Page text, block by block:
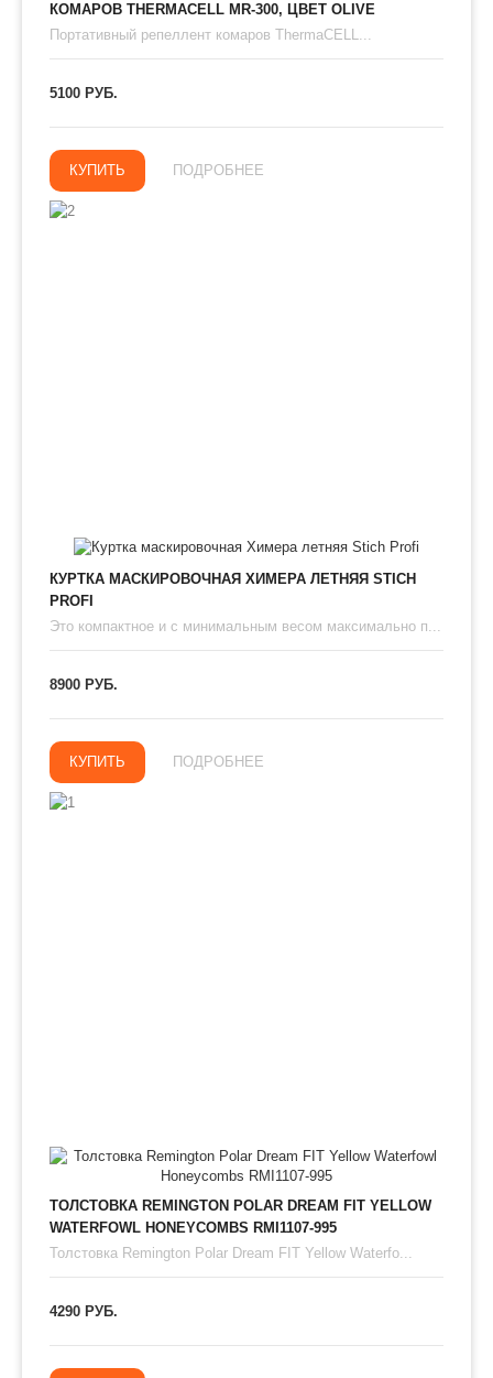
КОМАРОВ THERMAСЕLL MR-300, ЦВЕТ OLIVE
Портативный репеллент комаров ThermaCELL...
5100 РУБ.
КУПИТЬ ПОДРОБНЕЕ
КУРТКА МАСКИРОВОЧНАЯ ХИМЕРА ЛЕТНЯЯ STICH
PROFI
Это компактное и с минимальным весом максимально п...
8900 РУБ.
КУПИТЬ ПОДРОБНЕЕ
ТОЛСТОВКА REMINGTON POLAR DREAM FIT YELLOW
WATERFOWL HONEYCOMBS RMI1107-995
Толстовка Remington Polar Dream FIT Yellow Waterfo...
4290 РУБ.